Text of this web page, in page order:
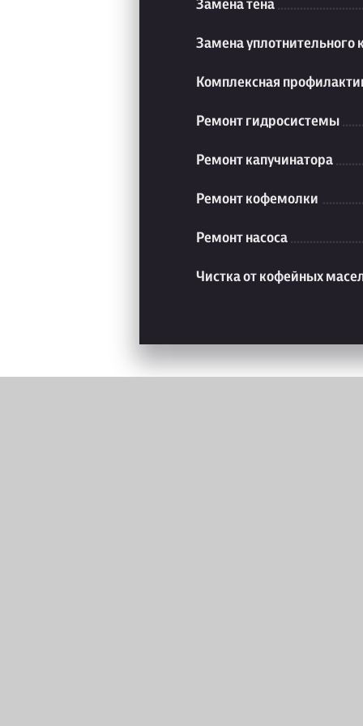
Замена тена
Замена уплотнительного
Комплексная
Ремонт гидросистемы
Ремонт капучинатора
Ремонт кофемолки
Ремонт насоса
Чистка от кофейных